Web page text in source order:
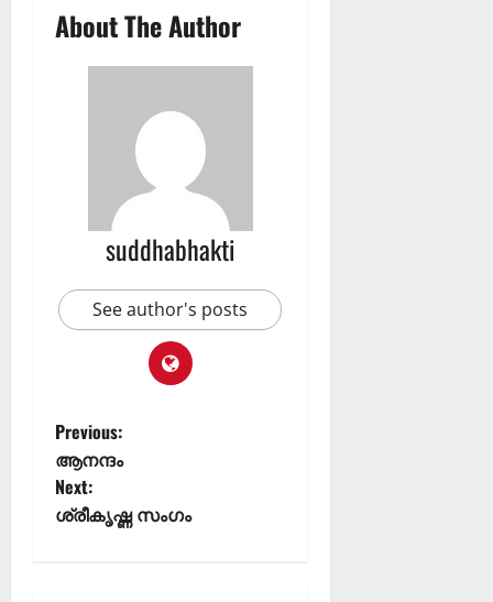
About The Author
suddhabhakti
See author's posts
Previous:
ആനന്ദം
Next:
ശ്രീകൃഷ്ണ സംഗം